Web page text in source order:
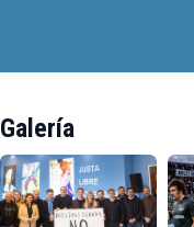
Galería